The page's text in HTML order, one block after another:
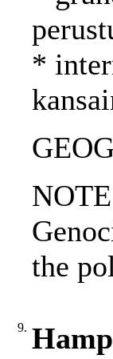
*
the
9.